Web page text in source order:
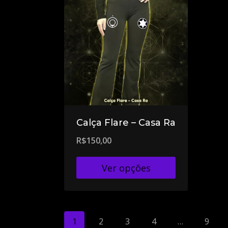
Calça Flare – Casa Ra
R$150,00
Ver opções
1 2 3 4 … 9